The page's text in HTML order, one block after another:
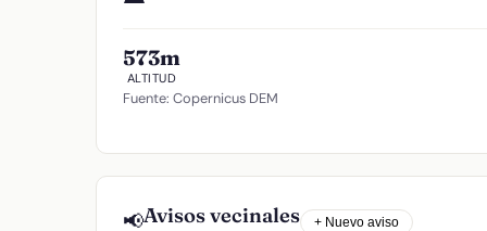
573m
ALTITUD
Fuente: Copernicus DEM
📢Avisos vecinales + Nuevo aviso